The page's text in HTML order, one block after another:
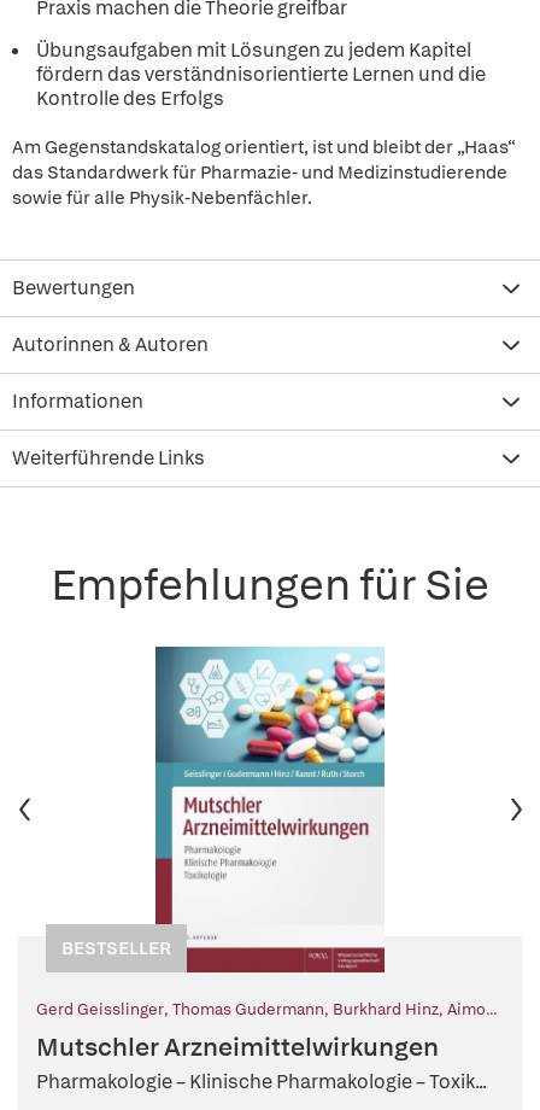
Praxis machen die Theorie greifbar
Übungsaufgaben mit Lösungen zu jedem Kapitel
fördern das verständnisorientierte Lernen und die
Kontrolle des Erfolgs
Am Gegenstandskatalog orientiert, ist und bleibt der „Haas“
das Standardwerk für Pharmazie- und Medizinstudierende
sowie für alle Physik-Nebenfächler.
Bewertungen
Autorinnen & Autoren
Informationen
Weiterführende Links
Empfehlungen für Sie
BESTSELLER
Gerd Geisslinger, Thomas Gudermann, Burkhard Hinz, Aimo
Ingrid Boekhoff (Beitr.)
Mutschler Arzneimittelwirkungen
Pharmakologie – Klinische Pharmakologie – Toxik...